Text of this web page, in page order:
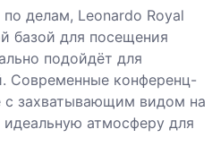
делам, Leonardo Royal
базой для посещения
подойдёт для
Современные конференц-
с захватывающим видом на
атмосферу для